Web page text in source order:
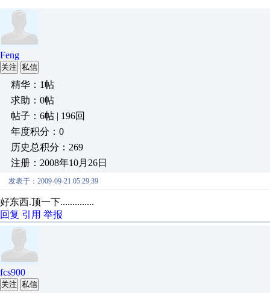
Feng
关注 私信
精华：1帖
求助：0帖
帖子：6帖 | 196回
年度积分：0
历史总积分：269
注册：2008年10月26日
发表于：2009-09-21 05:29:39
好东西.顶一下..............
回复 引用 举报
fcs900
关注 私信